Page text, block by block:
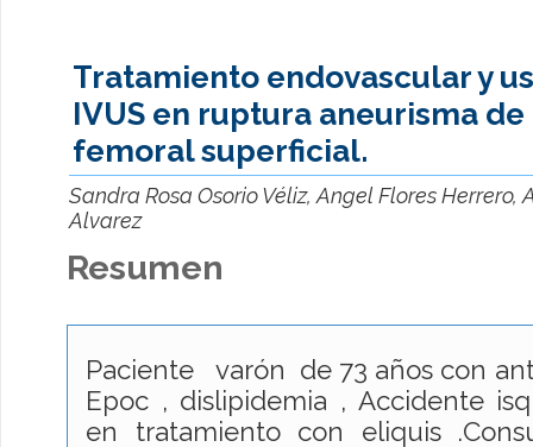
Tratamiento endovascular y
IVUS en ruptura aneurisma
femoral superficial.
Sandra Rosa Osorio Véliz, Angel Flores Herrero,
Alvarez
Resumen
Paciente varón de 73 años con
Epoc , dislipidemia , Accidente
en tratamiento con eliquis